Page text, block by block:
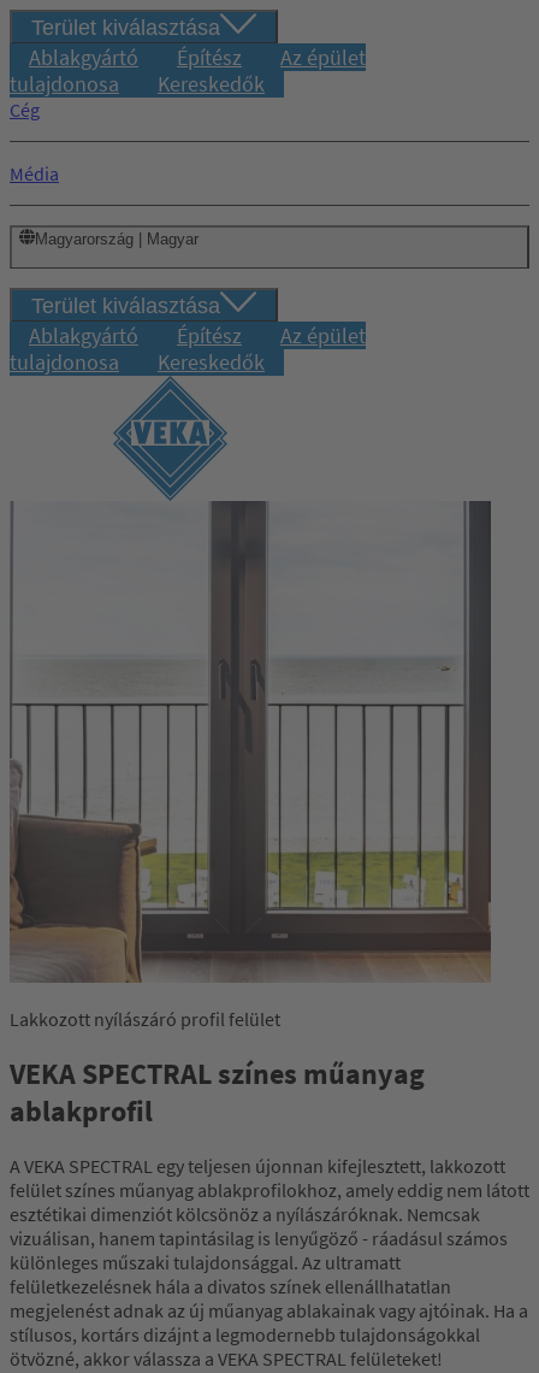
Terület kiválasztása
Ablakgyártó Építész
Az épület
tulajdonosa
Kereskedők
Cég
Média
Magyarország | Magyar
Terület kiválasztása
Ablakgyártó Építész
Az épület
tulajdonosa
Kereskedők
Lakkozott nyílászáró profil felület
VEKA SPECTRAL színes műanyag
ablakprofil
A VEKA SPECTRAL egy teljesen újonnan kifejlesztett, lakkozott
felület színes műanyag ablakprofilokhoz, amely eddig nem látott
esztétikai dimenziót kölcsönöz a nyílászáróknak. Nemcsak
vizuálisan, hanem tapintásilag is lenyűgöző - ráadásul számos
különleges műszaki tulajdonsággal. Az ultramatt
felületkezelésnek hála a divatos színek ellenállhatatlan
megjelenést adnak az új műanyag ablakainak vagy ajtóinak. Ha a
stílusos, kortárs dizájnt a legmodernebb tulajdonságokkal
ötvözné, akkor válassza a VEKA SPECTRAL felületeket!